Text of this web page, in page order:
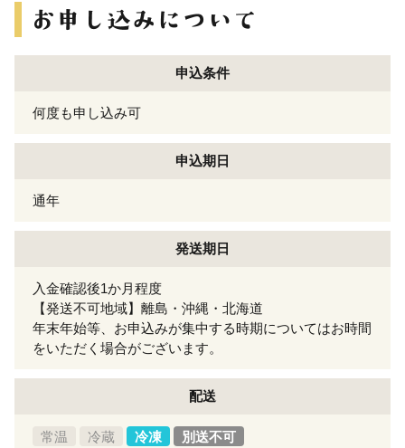
申込条件
何度も申し込み可
申込期日
通年
発送期日
入金確認後1か月程度
【発送不可地域】離島・沖縄・北海道
年末年始等、お申込みが集中する時期についてはお時間
をいただく場合がございます。
配送
常温 冷蔵 冷凍 別送不可